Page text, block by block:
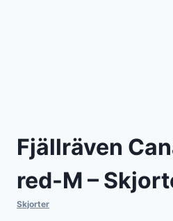
Fjällräven
red-M –
Skjorter